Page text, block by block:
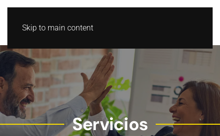
Skip to main content
Servicios